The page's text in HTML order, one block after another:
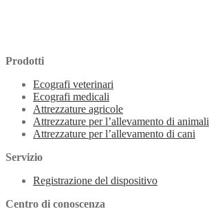
Prodotti
Ecografi veterinari
Ecografi medicali
Attrezzature agricole
Attrezzature per l’allevamento di animali
Attrezzature per l’allevamento di cani
Servizio
Registrazione del dispositivo
Centro di conoscenza